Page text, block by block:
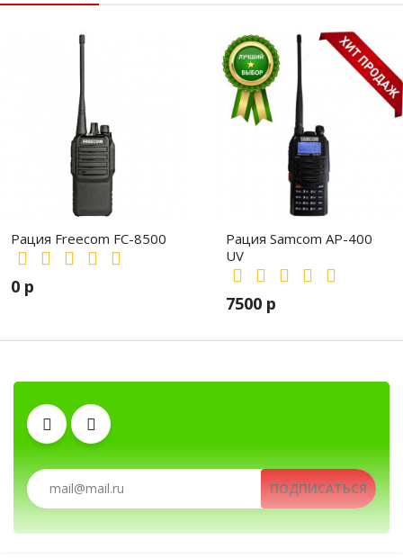
предусмотрена регулировка частоты преобразования, тем
самым уменьшает воздействия паразитическое воздействие
блока питания на рацию. Для разных радиостанций имеется
плавная регулировка напряжения. Для вечера и ночного
времени работы, очень удобна подсветка блока
индикаторов напряжения и тока, кстати он совмещенный и
на передней панели присутствует клавиша переключения
показания 'напряжение-ток'. Стандартный ток 25 Ампер и в
срабатывает на пороге 30 Ампер. Блок защиты так же
срабатывает и при перегреве, и при неправильном
подключении, воротком замыкании на клеммах выхода.
Тип преобразователя Импульсный,
Уровень пульсаций не более 15 мВ,
Размеры 190 х 69 х 181 мм,
Защита короткое замыкание, перегрев 30 А,
Рация Freecom FC-8500
0 р
Рация Samcom AP-400
UV
7500 р
Автомобильные рации, автомобильные радиостанции,
Гарнитуры Антенны
Рации, радиостанции, рации для охоты и рыбалки,
Тангенты Зарядные устройства Клипсы
ПОДПИСАТЬСЯ